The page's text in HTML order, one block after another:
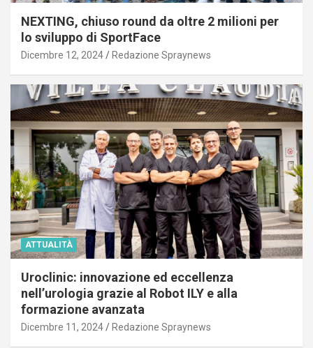
NEXTING, chiuso round da oltre 2 milioni per
lo sviluppo di SportFace
Dicembre 12, 2024 Redazione Spraynews
ATTUALITÀ
Uroclinic: innovazione ed eccellenza
nell’urologia grazie al Robot ILY e alla
formazione avanzata
Dicembre 11, 2024 Redazione Spraynews